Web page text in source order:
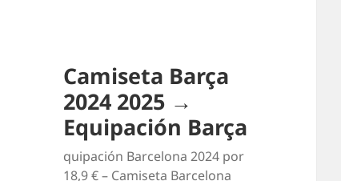
Camiseta Barça
2024 2025 →
Equipación Barça
quipación Barcelona 2024 por
18,9 € – Camiseta Barcelona